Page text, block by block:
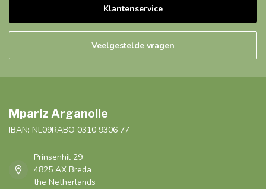
Klantenservice
Veelgestelde vragen
Mpariz Arganolie
IBAN: NL09RABO 0310 9306 77
Prinsenhil 29
4825 AX Breda
the Netherlands